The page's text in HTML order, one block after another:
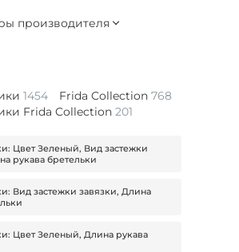
1454 Frida Collection 768
Frida Collection 201
Цвет Зеленый, Вид застежки
рукава бретельки
Вид застежки завязки, Длина
Цвет Зеленый, Длина рукава